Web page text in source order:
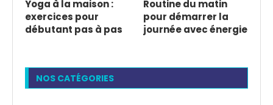
Yoga à la maison :
exercices pour
débutant pas à pas
Routine du matin
pour démarrer la
journée avec énergie
NOS CATÉGORIES